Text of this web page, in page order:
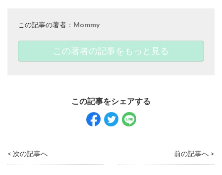
この記事の著者： Mommy
この著者の記事をもっと見る
< 次の記事へ 前の記事へ >